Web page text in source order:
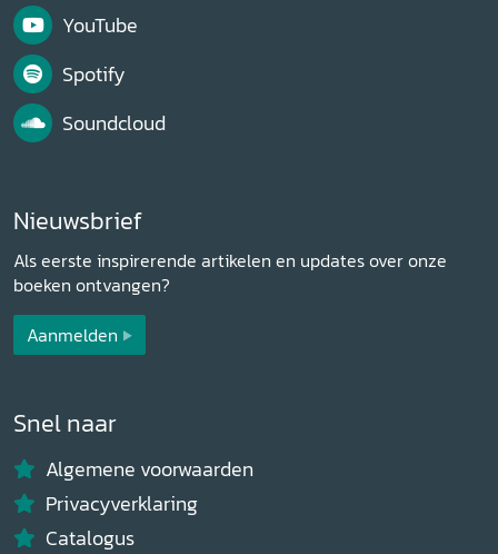
YouTube
Spotify
Soundcloud
Nieuwsbrief
Als eerste inspirerende artikelen en updates over onze
boeken ontvangen?
Aanmelden
Snel naar
Algemene voorwaarden
Privacyverklaring
Catalogus